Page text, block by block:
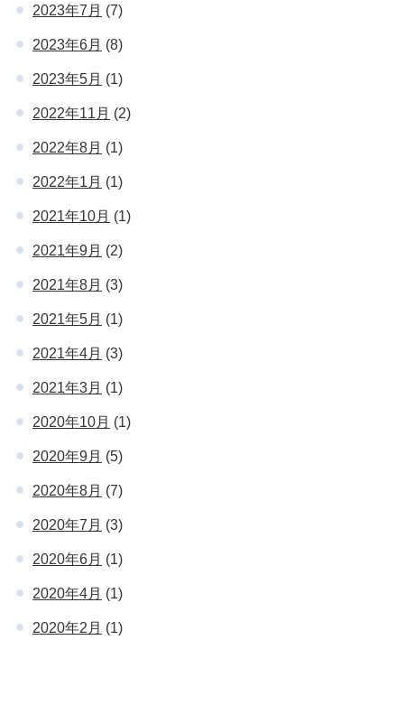
2023年7月 (7)
2023年6月 (8)
2023年5月 (1)
2022年11月 (2)
2022年8月 (1)
2022年1月 (1)
2021年10月 (1)
2021年9月 (2)
2021年8月 (3)
2021年5月 (1)
2021年4月 (3)
2021年3月 (1)
2020年10月 (1)
2020年9月 (5)
2020年8月 (7)
2020年7月 (3)
2020年6月 (1)
2020年4月 (1)
2020年2月 (1)